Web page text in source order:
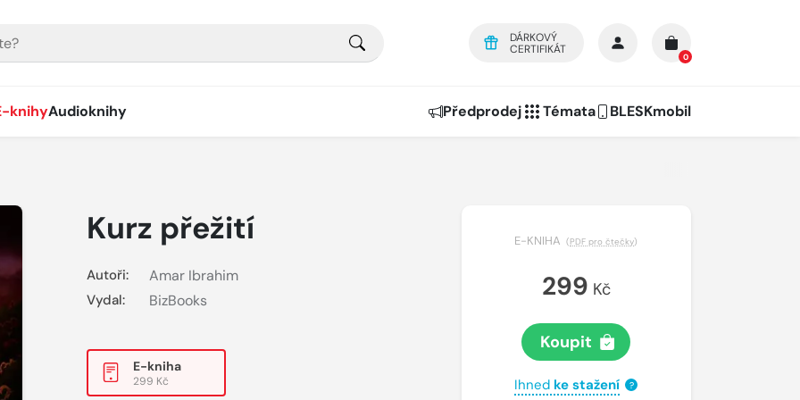
DÁRKOVÝ
CERTIFIKÁT
0
knihyAudioknihy Předprodej Témata BLESKmobil
Kurz přežití
Autoři: Amar Ibrahim
Vydal: BizBooks
E-kniha
299 Kč
E-KNIHA (PDF pro čtečky)
299 Kč
Koupit
Ihned ke stažení ?